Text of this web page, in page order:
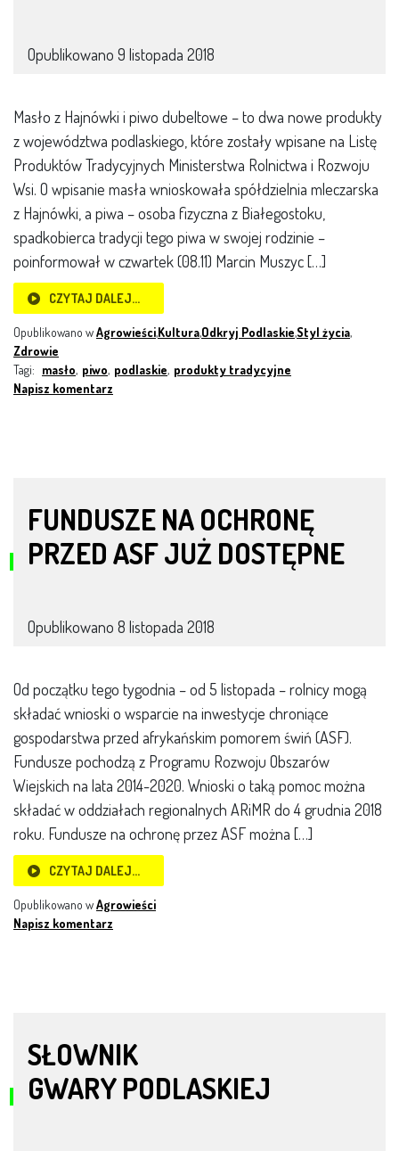
Opublikowano 9 listopada 2018
Masło z Hajnówki i piwo dubeltowe – to dwa nowe produkty
z województwa podlaskiego, które zostały wpisane na Listę
Produktów Tradycyjnych Ministerstwa Rolnictwa i Rozwoju
Wsi. O wpisanie masła wnioskowała spółdzielnia mleczarska
z Hajnówki, a piwa – osoba fizyczna z Białegostoku,
spadkobierca tradycji tego piwa w swojej rodzinie –
poinformował w czwartek (08.11) Marcin Muszyc […]
CZYTAJ DALEJ…
Opublikowano wAgrowieści,Kultura,Odkryj Podlaskie,Styl życia,
Zdrowie
Tagi: masło, piwo, podlaskie, produkty tradycyjne
Napisz komentarz
FUNDUSZE NA OCHRONĘ
PRZED ASF JUŻ DOSTĘPNE
Opublikowano 8 listopada 2018
Od początku tego tygodnia – od 5 listopada – rolnicy mogą
składać wnioski o wsparcie na inwestycje chroniące
gospodarstwa przed afrykańskim pomorem świń (ASF).
Fundusze pochodzą z Programu Rozwoju Obszarów
Wiejskich na lata 2014-2020. Wnioski o taką pomoc można
składać w oddziałach regionalnych ARiMR do 4 grudnia 2018
roku. Fundusze na ochronę przez ASF można […]
CZYTAJ DALEJ…
Opublikowano wAgrowieści
Napisz komentarz
SŁOWNIK
GWARY PODLASKIEJ